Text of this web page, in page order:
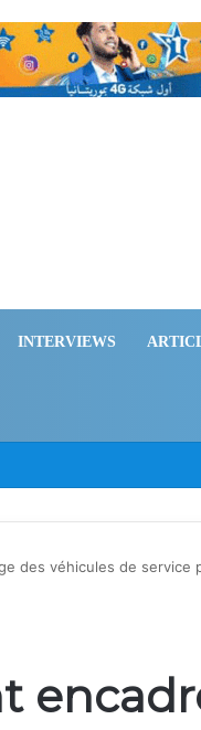
INTERVIEWS
des véhicules de